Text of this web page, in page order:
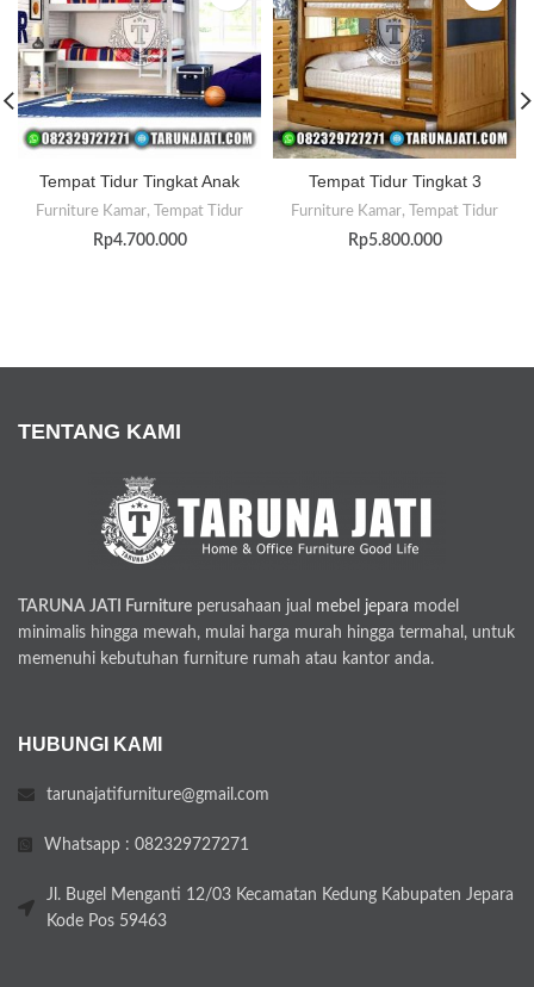
Tempat Tidur Tingkat Anak
Furniture Kamar,
Tempat Tidur
Rp4.700.000
Tempat Tidur Tingkat 3
Furniture Kamar,
Tempat Tidur
Rp5.800.000
TENTANG KAMI
TARUNA JATI Furniture perusahaan jual mebel jepara model
minimalis hingga mewah, mulai harga murah hingga termahal, untuk
memenuhi kebutuhan furniture rumah atau kantor anda.
HUBUNGI KAMI
tarunajatifurniture@gmail.com
Whatsapp : 082329727271
Jl. Bugel Menganti 12/03 Kecamatan Kedung Kabupaten Jepara
Kode Pos 59463